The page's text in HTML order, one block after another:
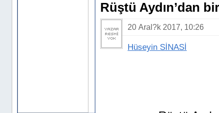
Rüştü Aydın’dan
20 Aral?k 2017, 10:26
Hüseyin SİNASİ